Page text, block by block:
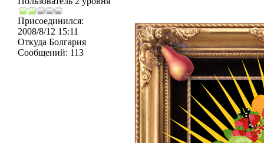
Присоединился:
2008/8/12 15:11
Откуда Болгария
Сообщений: 113